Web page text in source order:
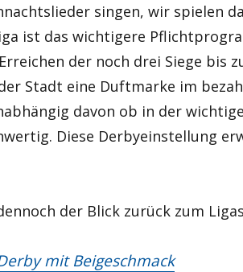
singen, wir spielen
ist das wichtigere
der noch drei Siege bis
Stadt eine Duftmarke im
davon ob in der
Diese Derbyeinstellung
der Blick zurück zum
Derby mit Beigeschmack